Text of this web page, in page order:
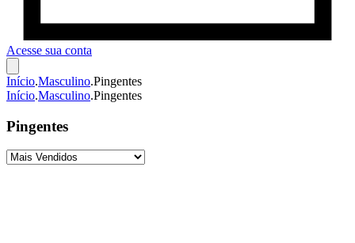
Acesse sua conta
Início.Masculino.Pingentes
Início.Masculino.Pingentes
Pingentes